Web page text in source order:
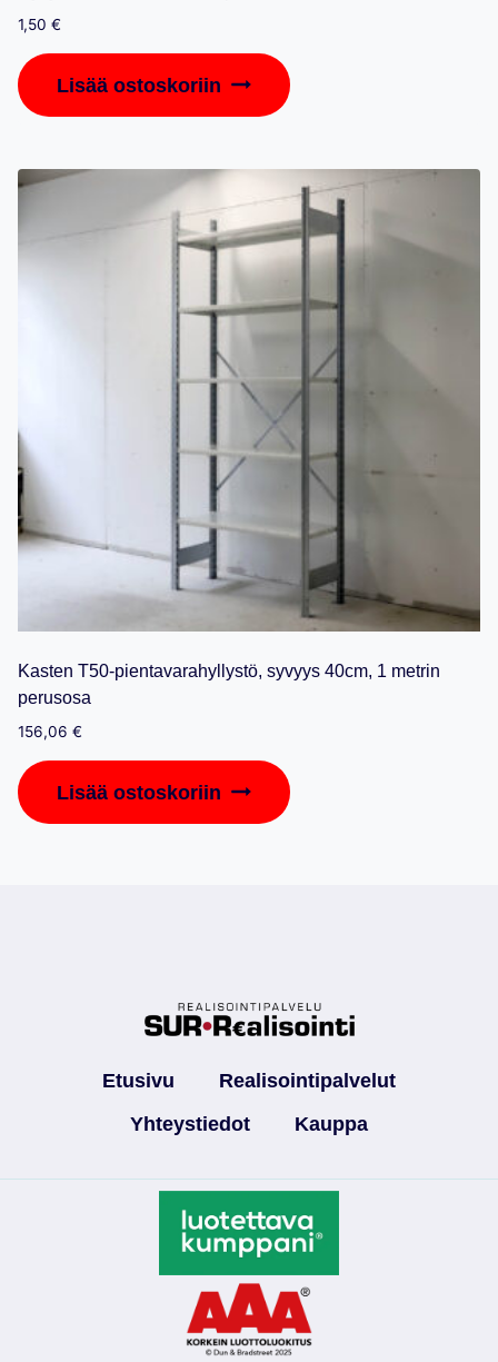
1,50 €
Lisää ostoskoriin
Kasten T50-pientavarahyllystö, syvyys 40cm, 1 metrin
perusosa
156,06 €
Lisää ostoskoriin
Etusivu
Realisointipalvelut
Yhteystiedot
Kauppa